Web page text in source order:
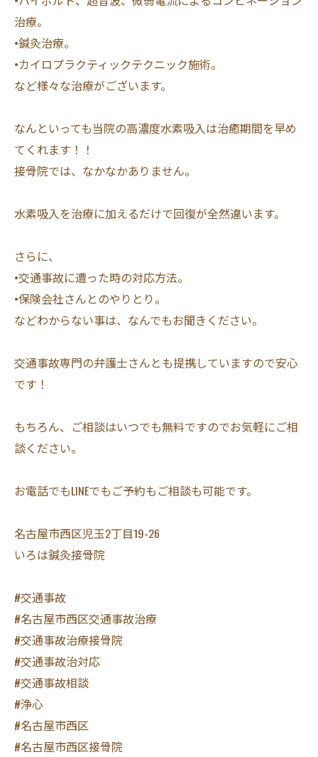
治療。
•鍼灸治療。
•カイロプラクティックテクニック施術。
など様々な治療がございます。
なんといっても当院の高濃度水素吸入は治癒期間を早め
てくれます！！
接骨院では、なかなかありません。
水素吸入を治療に加えるだけで回復が全然違います。
さらに、
•交通事故に遭った時の対応方法。
•保険会社さんとのやりとり。
などわからない事は、なんでもお聞きください。
交通事故専門の弁護士さんとも提携していますので安心
です！
もちろん、ご相談はいつでも無料ですのでお気軽にご相
談ください。
お電話でもLINEでもご予約もご相談も可能です。
名古屋市西区児玉2丁目19-26
いろは鍼灸接骨院
#交通事故
#名古屋市西区交通事故治療
#交通事故治療接骨院
#交通事故治対応
#交通事故相談
#浄心
#名古屋市西区
#名古屋市西区接骨院